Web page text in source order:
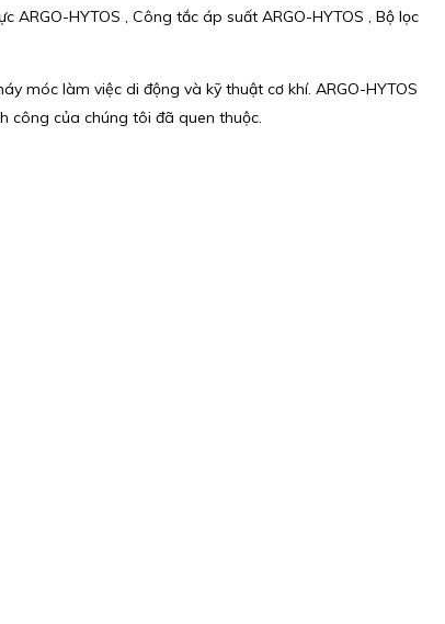
ARGO-HYTOS , Công tắc áp suất ARGO-HYTOS , Bộ lọc
móc làm việc di động và kỹ thuật cơ khí. ARGO-HYTOS
công của chúng tôi đã quen thuộc.